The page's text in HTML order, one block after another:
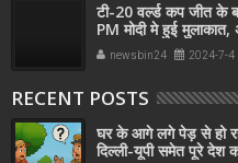
टी-20 वर्ल्ड कप जीत के
PM मोदी मे हुई
newsbin24 2024-7-4
RECENT POSTS
घर के आगे लगे पेड़ से हो
दिल्‍ली-यूपी समेत पूरे देश